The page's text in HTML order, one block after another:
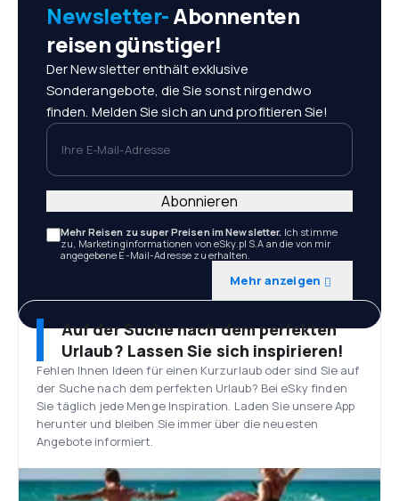
Newsletter-Abonnenten
reisen günstiger!
Der Newsletter enthält exklusive
Sonderangebote, die Sie sonst nirgendwo
finden. Melden Sie sich an und profitieren Sie!
Ihre E-Mail-Adresse
Mehr Reisen zu super Preisen im Newsletter. Ich stimme
zu, Marketinginformationen von eSky.pl S.A an die von mir
angegebene E-Mail-Adresse zu erhalten.
Mehr anzeigen
Abonnieren
Auf der Suche nach dem perfekten
Urlaub? Lassen Sie sich inspirieren!
Fehlen Ihnen Ideen für einen Kurzurlaub oder sind Sie auf
der Suche nach dem perfekten Urlaub? Bei eSky finden
Sie täglich jede Menge Inspiration. Laden Sie unsere App
herunter und bleiben Sie immer über die neuesten
Angebote informiert.